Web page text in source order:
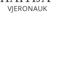
VJERONAUK